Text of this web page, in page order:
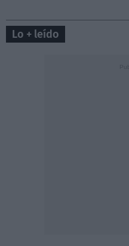
Lo + leído